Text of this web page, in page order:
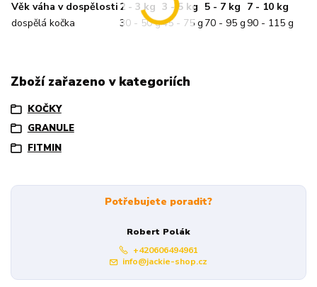
Věk váha v dospělosti 2 - 3 kg 3 - 5 kg 5 - 7 kg 7 - 10 kg
dospělá kočka
30 - 50 g45 - 75 g 70 - 95 g 90 - 115 g
Zboží zařazeno v kategoriích
KOČKY
GRANULE
FITMIN
Potřebujete poradit?
Robert Polák
+420606494961
info@jackie-shop.cz